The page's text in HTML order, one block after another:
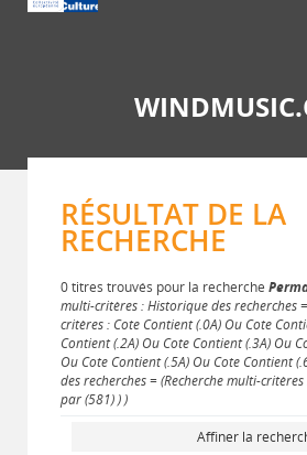
RÉSULTAT DE LA
RECHERCHE
0 titres trouvés pour la recherche
multi-critères : Historique des recherches
critères : Cote Contient (.0A) Ou Cote
Contient (.2A) Ou Cote Contient (.3A) Ou
Ou Cote Contient (.5A) Ou Cote Contient
des recherches = (Recherche multi-
par (581) ) )
Affiner la